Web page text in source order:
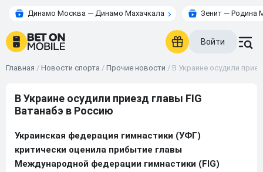
Динамо Москва — Динамо Махачкала Зенит — Родина
Войти
Главная / Новости спорта / Прочие новости / В Украине осудили
В Украине осудили приезд главы FIG
Ватанабэ в Россию
Украинская федерация гимнастики (УФГ)
критически оценила прибытие главы
Международной федерации гимнастики (FIG)